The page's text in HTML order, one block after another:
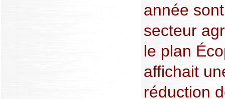
année
secteur
le plan
affichait
réduction